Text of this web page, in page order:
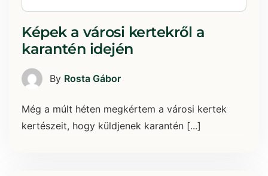
Képek a városi kertekről a
karantén idején
By Rosta Gábor
Még a múlt héten megkértem a városi kertek
kertészeit, hogy küldjenek karantén [...]